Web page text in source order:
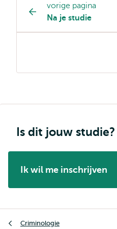
Opleiding
pagina
navigatie
vorige pagina
Na je studie
Is dit jouw studie?
Ik wil me inschrijven
Criminologie